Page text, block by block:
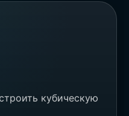
кубическую